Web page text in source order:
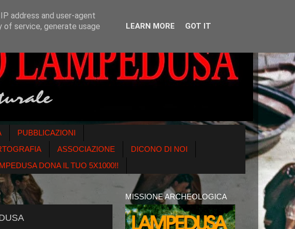
PUBBLICAZIONI
ASSOCIAZIONE
DICONO DI NOI
DONA IL TUO 5X1000!!
MISSIONE ARCHEOLOGICA
address and user-agent
of service, generate usage
LEARN MORE GOT IT